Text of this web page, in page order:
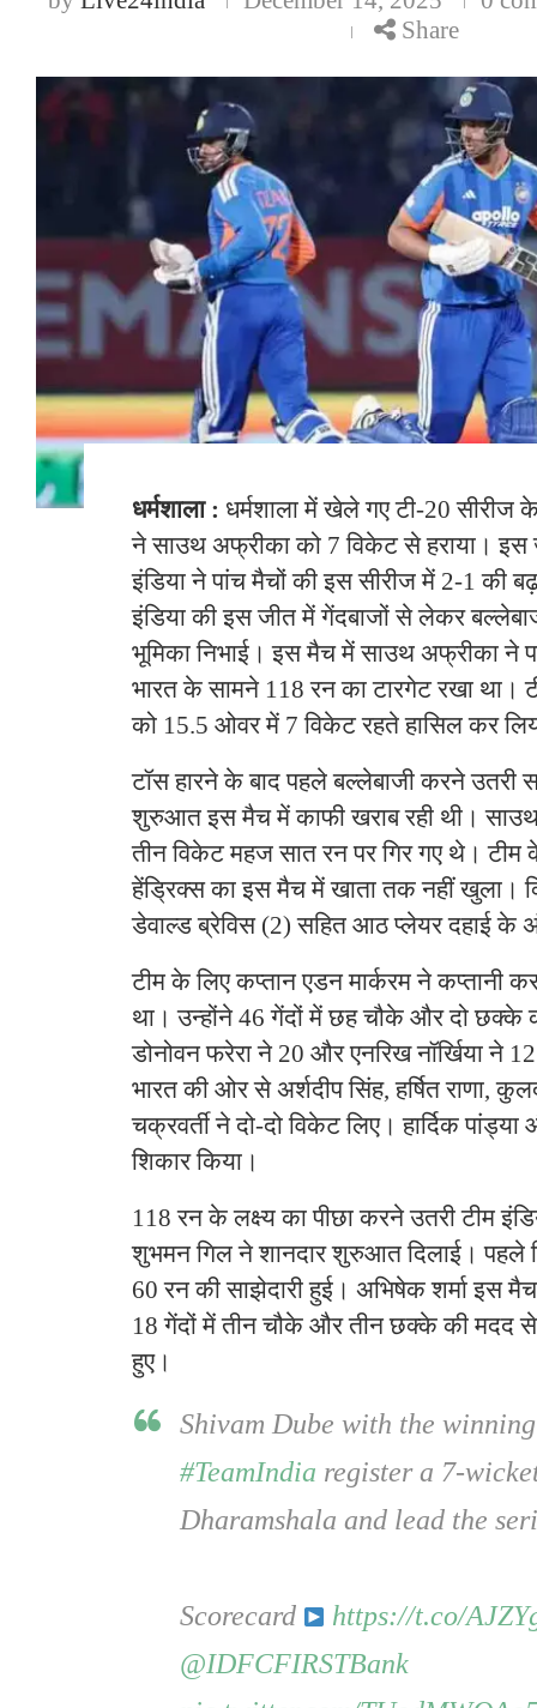
Share
धर्मशाला : धर्मशाला में खेले गए टी-20 सीरीज
ने साउथ अफ्रीका को 7 विकेट से हराया। इस
इंडिया ने पांच मैचों की इस सीरीज में 2-1 की
इंडिया की इस जीत में गेंदबाजों से लेकर
भूमिका निभाई। इस मैच में साउथ अफ्रीका ने
भारत के सामने 118 रन का टारगेट रखा था।
को 15.5 ओवर में 7 विकेट रहते हासिल कर
टॉस हारने के बाद पहले बल्लेबाजी करने उतरी
शुरुआत इस मैच में काफी खराब रही थी।
तीन विकेट महज सात रन पर गिर गए थे। टीम
हेंड्रिक्स का इस मैच में खाता तक नहीं खुला।
डेवाल्ड ब्रेविस (2) सहित आठ प्लेयर दहाई
टीम के लिए कप्तान एडन मार्करम ने कप्तानी
था। उन्होंने 46 गेंदों में छह चौके और दो छक्के
डोनोवन फरेरा ने 20 और एनरिख नॉर्खिया ने
भारत की ओर से अर्शदीप सिंह, हर्षित राणा,
चक्रवर्ती ने दो-दो विकेट लिए। हार्दिक
शिकार किया।
118 रन के लक्ष्य का पीछा करने उतरी टीम
शुभमन गिल ने शानदार शुरुआत दिलाई। पहले
60 रन की साझेदारी हुई। अभिषेक शर्मा इस
18 गेंदों में तीन चौके और तीन छक्के की मदद
हुए।
Shivam Dube with the
#TeamIndia register a 7-
Dharamshala and lead the
Scorecard
https://t.co/
@IDFCFIRSTBank